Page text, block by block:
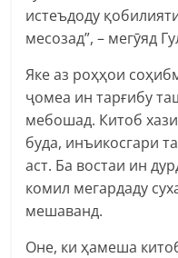
истеъдоду
месозад”, – мегӯяд
Яке аз роҳҳои
ҷомеа ин тарғибу
мебошад. Китоб
буда, инъикосгари
аст. Ба востаи ин
комил мегардаду
мешаванд.
Оне, ки ҳамеша